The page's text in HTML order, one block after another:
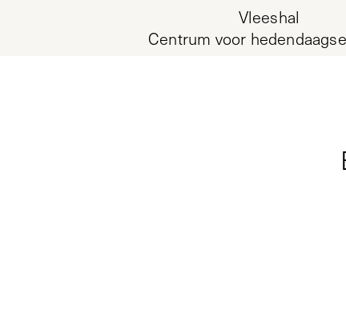
Vleeshal
Centrum voor